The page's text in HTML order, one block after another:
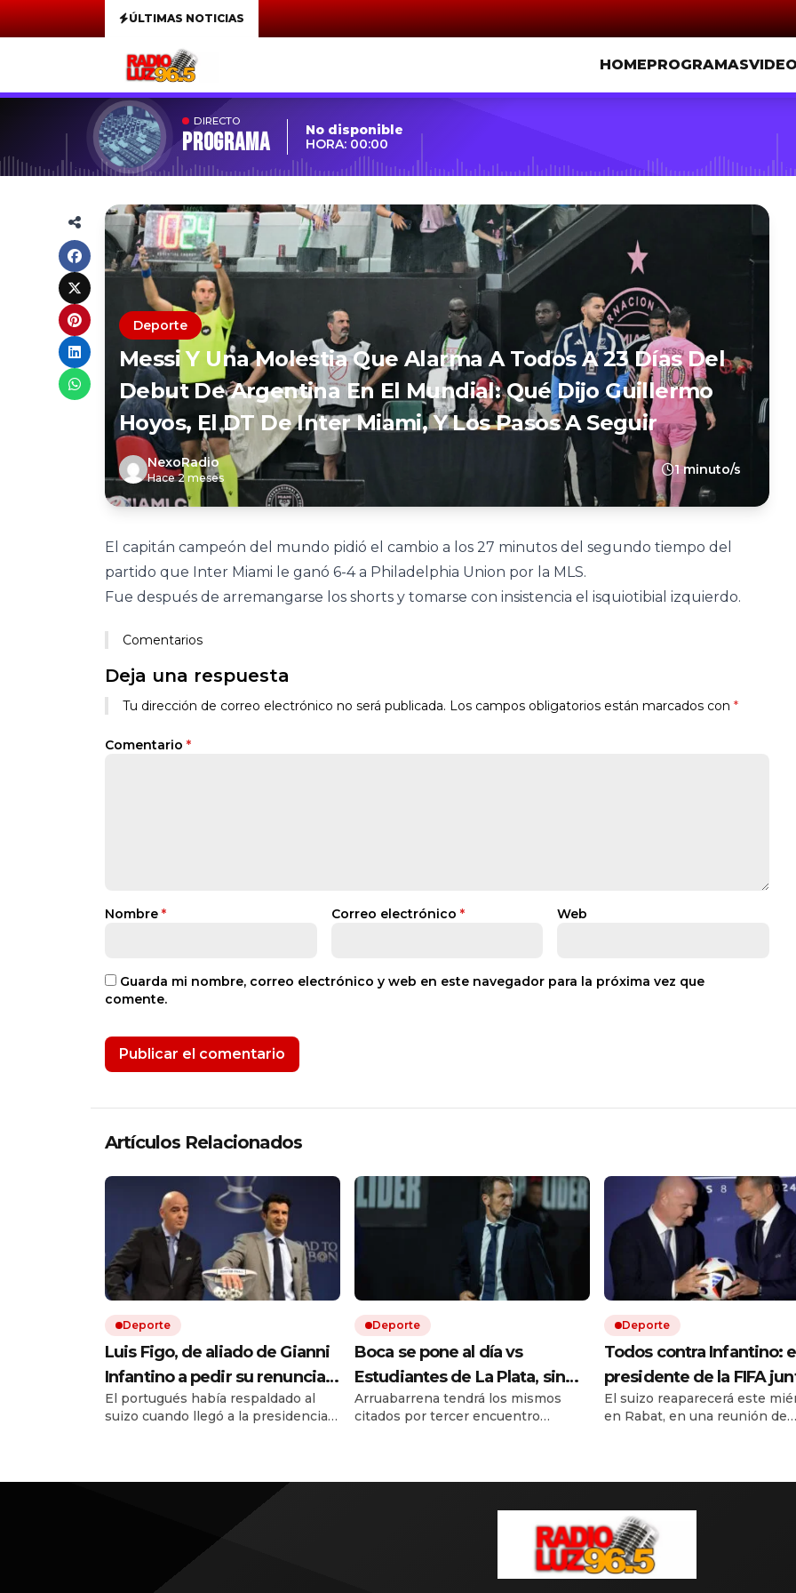
ÚLTIMAS NOTICIAS
HOMEPROGRAMAS
DIRECTO
Programa
No disponible
HORA: 00:00
Deporte
Messi Y Una Molestia Que Alarma A Todos A 23 Días Del
Debut De Argentina En El Mundial: Qué Dijo Guillermo
Hoyos, El DT De Inter Miami, Y Los Pasos A Seguir
NexoRadio
Hace 2 meses
1 minuto/s
El capitán campeón del mundo pidió el cambio a los 27 minutos del segundo tiempo del
partido que Inter Miami le ganó 6-4 a Philadelphia Union por la MLS.
Fue después de arremangarse los shorts y tomarse con insistencia el isquiotibial izquierdo.
Comentarios
Deja una respuesta
Tu dirección de correo electrónico no será publicada. Los campos obligatorios están marcados con *
Comentario *
Nombre * Correo electrónico * Web
Guarda mi nombre, correo electrónico y web en este navegador para la próxima vez que
comente.
Artículos Relacionados
Deporte
Luis Figo, de aliado de Gianni
Infantino a pedir su renuncia:
la durísima carta que sacude a
la FIFA
El portugués había respaldado al
suizo cuando llegó a la presidencia
Allí lo acusa de una gestión egoísta y
Deporte
Boca se pone al día vs
Estudiantes de La Plata, sin
Muslera, y busca su primera
victoria en el Torneo Clausura:
Arruabarrena tendrá los mismos
citados por tercer encuentro
Deporte
Todos contra Infantino:
presidente de la FIFA
fuerzas en Marruecos,
sedes del Mundial 2026
El suizo reaparecerá este
en Rabat, en una reunión de